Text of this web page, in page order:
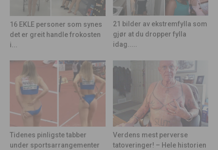
16 EKLE personer som synes
det er greit handle frokosten
i...
21 bilder av ekstremfylla som
gjør at du dropper fylla
idag.....
Tidenes pinligste tabber
under sportsarrangementer
Verdens mest perverse
tatoveringer! – Hele historien